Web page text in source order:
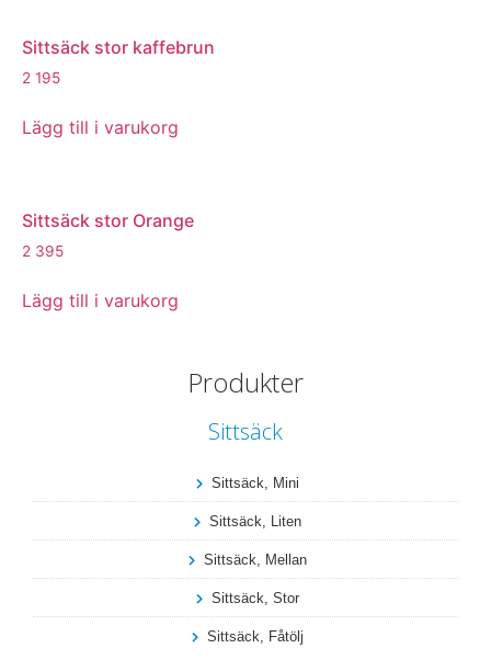
Produkter
Sittsäck
Sittsäck, Mini
Sittsäck, Liten
Sittsäck, Mellan
Sittsäck, Stor
Sittsäck, Fåtölj
Sittsäck stor kaffebrun
2 195
Lägg till i varukorg
Sittsäck stor Orange
2 395
Lägg till i varukorg